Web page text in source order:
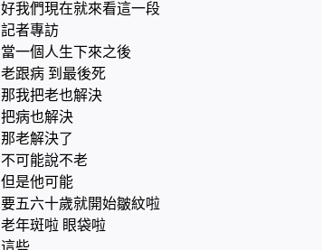
好我們現在就來看這一段
記者專訪
當一個人生下來之後
老跟病 到最後死
那我把老也解決
把病也解決
那老解決了
不可能說不老
但是他可能
要五六十歲就開始皺紋啦
老年斑啦 眼袋啦
這些